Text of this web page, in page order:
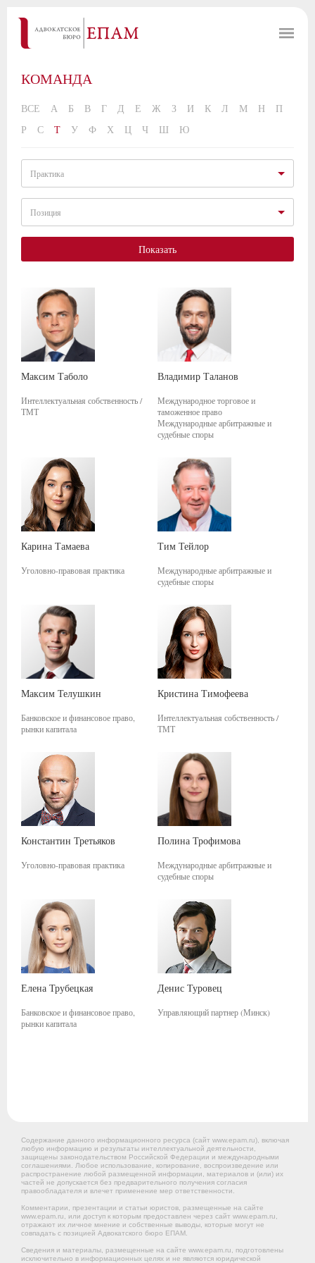
КОМАНДА
ВСЕ А Б В Г Д Е Ж З И К Л М Н
П
Р
С Т У Ф Х Ц Ч Ш Ю
Практика
Позиция
Показать
Максим Таболо
Интеллектуальная собственность /
ТМТ
Владимир Таланов
Международное торговое и
таможенное право
Международные арбитражные и
судебные споры
Карина Тамаева
Уголовно-правовая практика
Тим Тейлор
Международные арбитражные и
судебные споры
Максим Телушкин
Банковское и финансовое право,
рынки капитала
Кристина Тимофеева
Интеллектуальная собственность /
ТМТ
Константин Третьяков
Уголовно-правовая практика
Полина Трофимова
Международные арбитражные и
судебные споры
Елена Трубецкая
Банковское и финансовое право,
рынки капитала
Денис Туровец
Управляющий партнер (Минск)
Содержание данного информационного ресурса (сайт www.epam.ru), включая
любую информацию и результаты интеллектуальной деятельности,
защищены законодательством Российской Федерации и международными
соглашениями. Любое использование, копирование, воспроизведение или
распространение любой размещенной информации, материалов и (или) их
частей не допускается без предварительного получения согласия
правообладателя и влечет применение мер ответственности.
Комментарии, презентации и статьи юристов, размещенные на сайте
www.epam.ru, или доступ к которым предоставлен через сайт www.epam.ru,
отражают их личное мнение и собственные выводы, которые могут не
совпадать с позицией Адвокатского бюро ЕПАМ.
Сведения и материалы, размещенные на сайте www.epam.ru, подготовлены
исключительно в информационных целях и не являются юридической